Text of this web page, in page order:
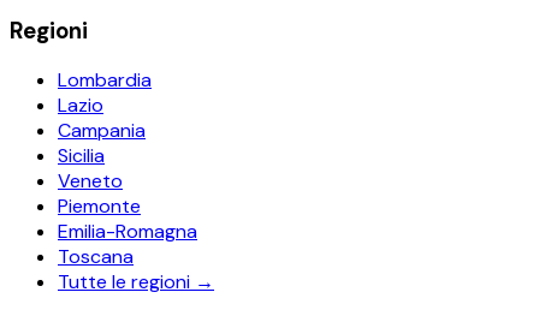
Regioni
Lombardia
Lazio
Campania
Sicilia
Veneto
Piemonte
Emilia-Romagna
Toscana
Tutte le regioni →